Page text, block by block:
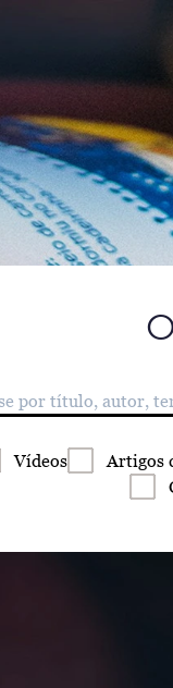
Vídeos Artigos